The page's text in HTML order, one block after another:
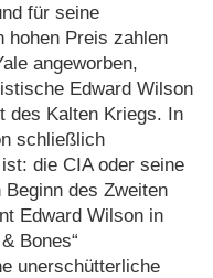
für seine
hohen Preis zahlen
angeworben,
Edward Wilson
des Kalten Kriegs. In
schließlich
die CIA oder seine
des Zweiten
Edward Wilson in
Bones“
unerschütterliche